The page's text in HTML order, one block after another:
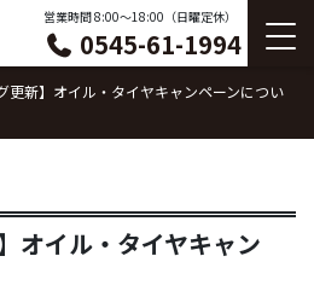
営業時間 8:00〜18:00（日曜定休）
0545-61-1994
更新】オイル・タイヤキャンペーンについ
オイル・タイヤキャン